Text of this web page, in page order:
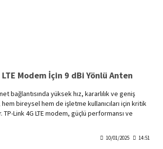
Modem İçin 9 dBi Yönlü Anten
bağlantısında yüksek hız, kararlılık ve geniş
hem bireysel hem de işletme kullanıcıları için kritik
Link 4G LTE modem, güçlü performansı ve
veya geniş kapsama alanı gerektiğinde,
gibi bir ekipman kullanmak, bağlantı kalitesini
10/01/2025 14:51